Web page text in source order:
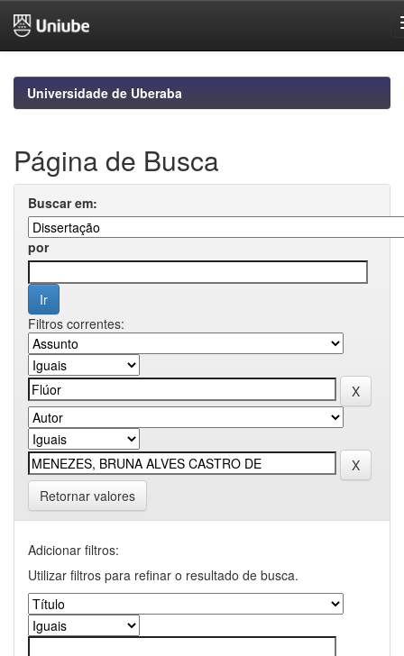
navigationUniversidade de Uberaba
Página de Busca
Buscar em:
por
Filtros correntes:
Retornar valores
Adicionar filtros:
Utilizar filtros para refinar o resultado de busca.